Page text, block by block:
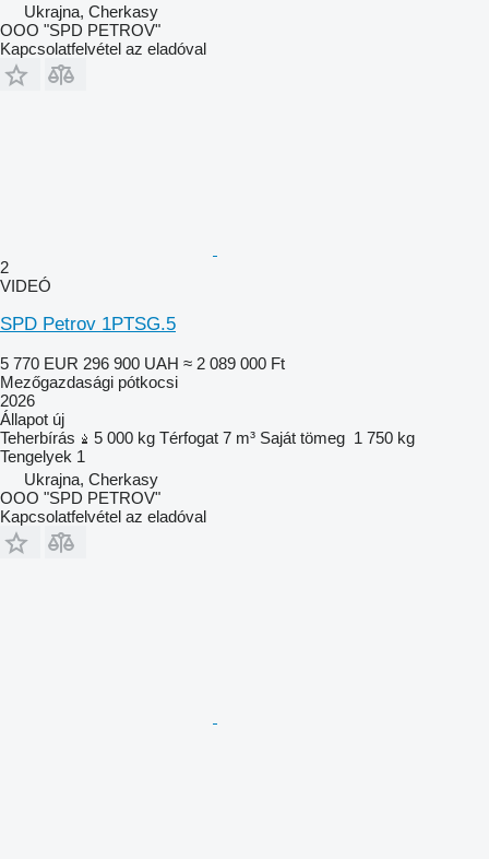
Ukrajna, Cherkasy
OOO "SPD PETROV"
Kapcsolatfelvétel az eladóval
2
VIDEÓ
SPD Petrov 1PTSG.5
5 770 EUR 296 900 UAH ≈ 2 089 000 Ft
Mezőgazdasági pótkocsi
2026
Állapot új
Teherbírás
5 000 kg Térfogat 7 m³ Saját tömeg 1 750 kg
Tengelyek 1
Ukrajna, Cherkasy
OOO "SPD PETROV"
Kapcsolatfelvétel az eladóval